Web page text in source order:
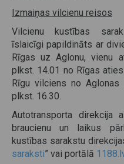
Izmaiņas vilcienu reisos
Vilcienu kustības
īslaicīgi papildināts ar
Rīgas uz Aglonu, vienu
plkst. 14.01 no Rīgas
Rīgu vilciens no Aglonas
plkst. 16.30.
Autotransporta direkcija
braucienu un laikus
kustības sarakstu
saraksti” vai portālā